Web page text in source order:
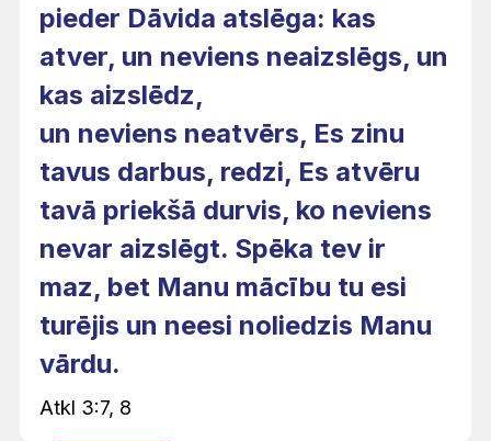
pieder Dāvida atslēga: kas
atver, un neviens neaizslēgs, un
kas aizslēdz,
un neviens neatvērs, Es zinu
tavus darbus, redzi, Es atvēru
tavā priekšā durvis, ko neviens
nevar aizslēgt. Spēka tev ir
maz, bet Manu mācību tu esi
turējis un neesi noliedzis Manu
vārdu.
Atkl 3:7, 8